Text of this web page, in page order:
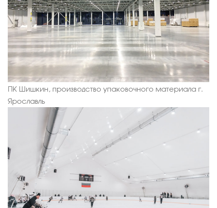
ПК Шишкин, производство упаковочного материала г.
Ярославль